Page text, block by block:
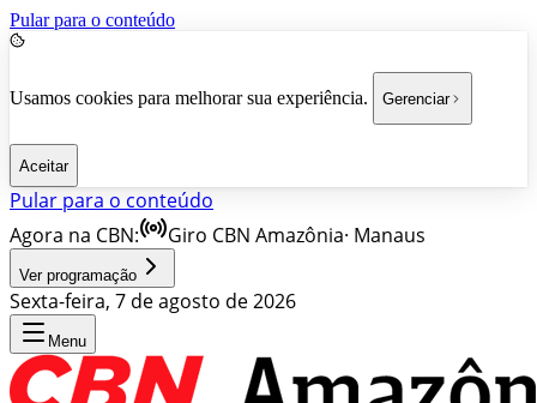
Pular para o conteúdo
Usamos cookies para melhorar sua experiência. Gerenciar
Aceitar
Pular para o conteúdo
Agora na CBN:
Giro CBN Amazônia· Manaus
Ver programação
Sexta-feira, 7 de agosto de 2026
Menu